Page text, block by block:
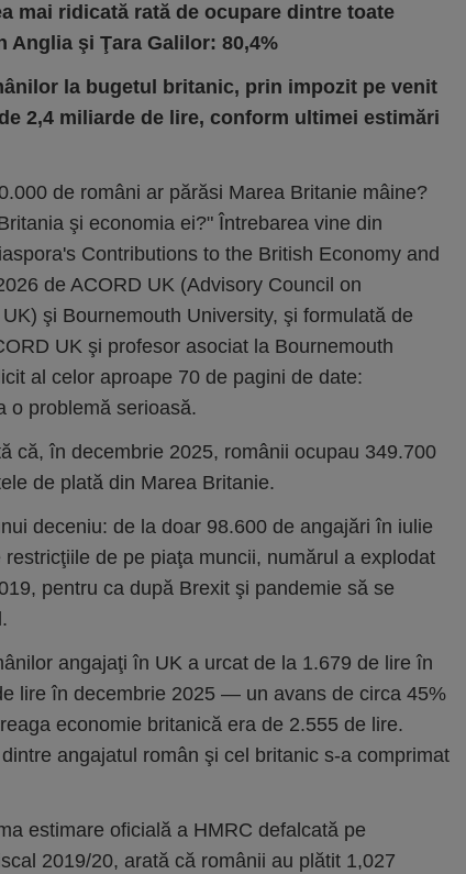
mai ridicată rată de ocupare dintre toate
şi Ţara Galilor: 80,4%
la bugetul britanic, prin impozit pe venit
2,4 miliarde de lire, conform ultimei estimări
de români ar părăsi Marea Britanie mâine?
şi economia ei?" Întrebarea vine din
Contributions to the British Economy and
de ACORD UK (Advisory Council on
şi Bournemouth University, şi formulată de
UK şi profesor asociat la Bournemouth
al celor aproape 70 de pagini de date:
o problemă serioasă.
că, în decembrie 2025, românii ocupau 349.700
de plată din Marea Britanie.
deceniu: de la doar 98.600 de angajări în iulie
de pe piaţa muncii, numărul a explodat
pentru ca după Brexit şi pandemie să se
angajaţi în UK a urcat de la 1.679 de lire în
lire în decembrie 2025 — un avans de circa 45%
economie britanică era de 2.555 de lire.
angajatul român şi cel britanic s-a comprimat
estimare oficială a HMRC defalcată pe
2019/20, arată că românii au plătit 1,027